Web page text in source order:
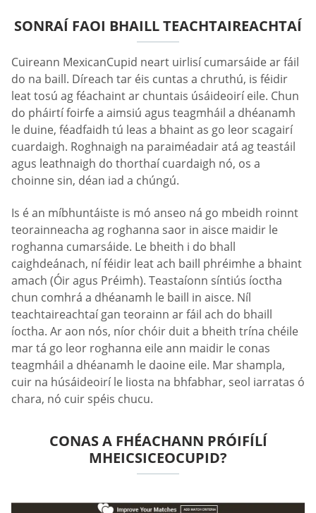
SONRAÍ FAOI BHAILL TEACHTAIREACHTAÍ
Cuireann MexicanCupid neart uirlisí cumarsáide ar fáil
do na baill. Díreach tar éis cuntas a chruthú, is féidir
leat tosú ag féachaint ar chuntais úsáideoirí eile. Chun
do pháirtí foirfe a aimsiú agus teagmháil a dhéanamh
le duine, féadfaidh tú leas a bhaint as go leor scagairí
cuardaigh. Roghnaigh na paraiméadair atá ag teastáil
agus leathnaigh do thorthaí cuardaigh nó, os a
choinne sin, déan iad a chúngú.
Is é an míbhuntáiste is mó anseo ná go mbeidh roinnt
teorainneacha ag roghanna saor in aisce maidir le
roghanna cumarsáide. Le bheith i do bhall
caighdeánach, ní féidir leat ach baill phréimhe a bhaint
amach (Óir agus Préimh). Teastaíonn síntiús íoctha
chun comhrá a dhéanamh le baill in aisce. Níl
teachtaireachtaí gan teorainn ar fáil ach do bhaill
íoctha. Ar aon nós, níor chóir duit a bheith trína chéile
mar tá go leor roghanna eile ann maidir le conas
teagmháil a dhéanamh le daoine eile. Mar shampla,
cuir na húsáideoirí le liosta na bhfabhar, seol iarratas ó
chara, nó cuir spéis chucu.
CONAS A FHÉACHANN PRÓIFÍLÍ
MHEICSICEOCUPID?